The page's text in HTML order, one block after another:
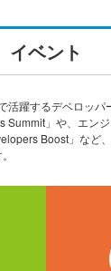
イベント
活躍するデベロッパ
Summit」や、エン
Boost」など